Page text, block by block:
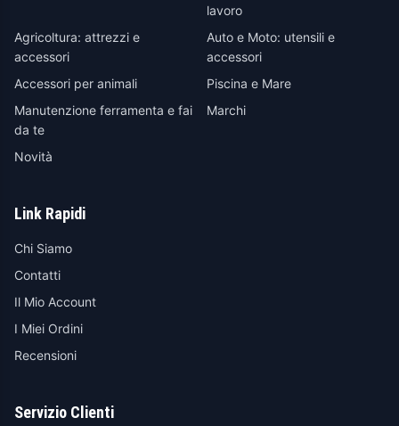
lavoro
Agricoltura: attrezzi e
accessori
Auto e Moto: utensili e
accessori
Accessori per animali
Piscina e Mare
Manutenzione ferramenta e fai
da te
Marchi
Novità
Link Rapidi
Chi Siamo
Contatti
Il Mio Account
I Miei Ordini
Recensioni
Servizio Clienti